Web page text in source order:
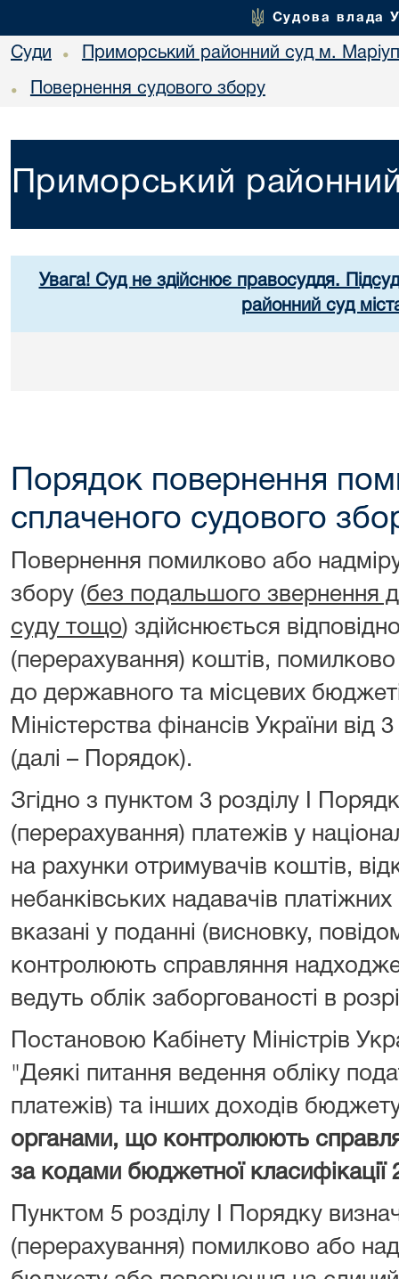
Судова влада
Суди • Приморський районний суд м.
• Повернення судового збору
Приморський
Увага! Суд не здійснює правосуддя.
районний суд
Порядок повернення
сплаченого судового
Повернення помилково або
збору (без подальшого звернення
суду тощо) здійснюється
(перерахування) коштів,
до державного та місцевих
Міністерства фінансів України
(далі – Порядок).
Згідно з пунктом 3 розділу I
(перерахування) платежів у
на рахунки отримувачів коштів,
небанківських надавачів
вказані у поданні (висновку,
контролюють справляння
ведуть облік заборгованості в
Постановою Кабінету Міністрів
"Деякі питання ведення обліку
платежів) та інших доходів
органами, що контролюють
за кодами бюджетної
Пунктом 5 розділу I Порядку
(перерахування) помилково або